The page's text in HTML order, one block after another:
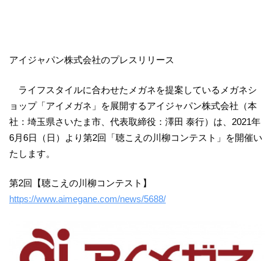
アイジャパン株式会社のプレスリリース
ライフスタイルに合わせたメガネを提案しているメガネシ
ョップ「アイメガネ」を展開するアイジャパン株式会社（本
社：埼玉県さいたま市、代表取締役：澤田 泰行）は、2021年
6月6日（日）より第2回「聴こえの川柳コンテスト」を開催い
たします。
第2回【聴こえの川柳コンテスト】
https://www.aimegane.com/news/5688/